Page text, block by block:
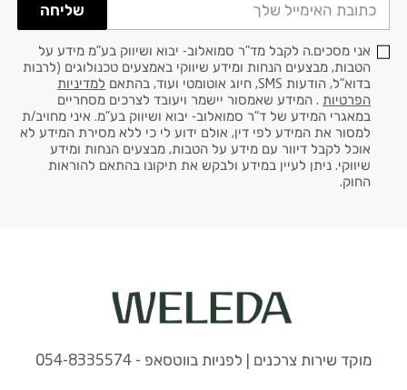
שליחה
אני מסכים.ה לקבל מד"ר סמואלוב- יבוא ושיווק בע"מ מידע על
הטבות, מבצעים הנחות ומידע שיווקי באמצעים טכנולוגים (לרבות
בדוא"ל, הודעות SMS, חיוג אוטומטי ועוד, בהתאם
למדיניות
הפרטיות . המידע שאמסור יישמר ויעובד לצרכים מסחריים
במאגרי המידע של ד"ר סמואלוב- יבוא ושיווק בע"מ. איני מחויב/ת
למסור את המידע לפי דין, אולם ידוע לי כי ללא מסירת המידע לא
אוכל לקבל דיוור עם מידע על הטבות, מבצעים הנחות ומידע
שיווקי. ניתן לעיין במידע ולבקש את תיקונו בהתאם להוראות
החוק.
מוקד שירות צרכנים | לפניות בווטסאפ - 054-8335574